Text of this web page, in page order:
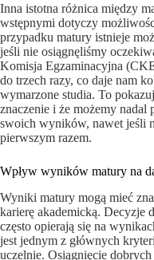
Inna istotna różnica między
wstępnymi dotyczy
przypadku matury istnieje
jeśli nie osiągnęliśmy
Komisja Egzaminacyjna
do trzech razy, co daje nam
wymarzone studia. To
znaczenie i że możemy nadal
swoich wyników, nawet jeśli
pierwszym razem.
Wpływ wyników matury na
Wyniki matury mogą mieć
karierę akademicką. Decyzje
często opierają się na
jest jednym z głównych
uczelnie. Osiągnięcie